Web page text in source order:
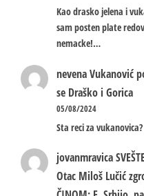
Kao drasko jelena i
sam posten plate
nemacke!…
nevenaVukanović
se Draško i Gorica
05/08/2024
Sta reci za
jovanmravica
Otac Miloš Lučić